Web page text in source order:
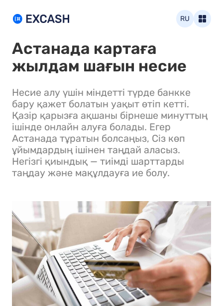
RU
Астанада картаға
жылдам шағын несие
Несие алу үшін міндетті түрде банкке
бару қажет болатын уақыт өтіп кетті.
Қазір қарызға ақшаны бірнеше минуттың
ішінде онлайн алуға болады. Егер
Астанада тұратын болсаңыз, Сіз көп
ұйымдардың ішінен таңдай аласыз.
Негізгі қиындық — тиімді шарттарды
таңдау және мақұлдауға ие болу.